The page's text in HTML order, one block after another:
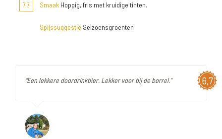
7,7 Smaak Hoppig, fris met kruidige tinten.
Spijssuggestie Seizoensgroenten
6,7
"Een lekkere doordrinkbier. Lekker voor bij de borrel."